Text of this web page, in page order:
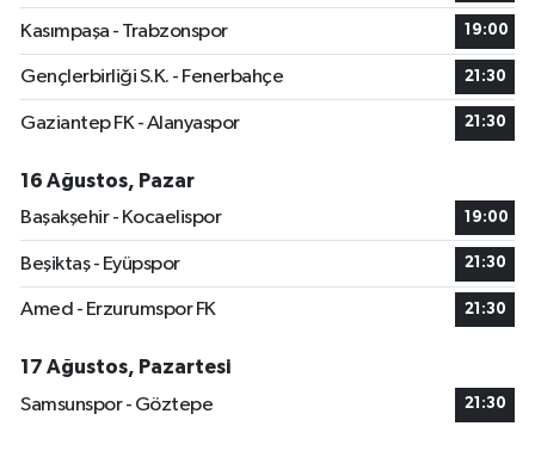
Kasımpaşa - Trabzonspor 19:00
Gençlerbirliği S.K. - Fenerbahçe 21:30
Gaziantep FK - Alanyaspor 21:30
16 Ağustos, Pazar
Başakşehir - Kocaelispor
19:00
Beşiktaş - Eyüpspor 21:30
Amed - Erzurumspor FK 21:30
17 Ağustos, Pazartesi
Samsunspor - Göztepe
21:30